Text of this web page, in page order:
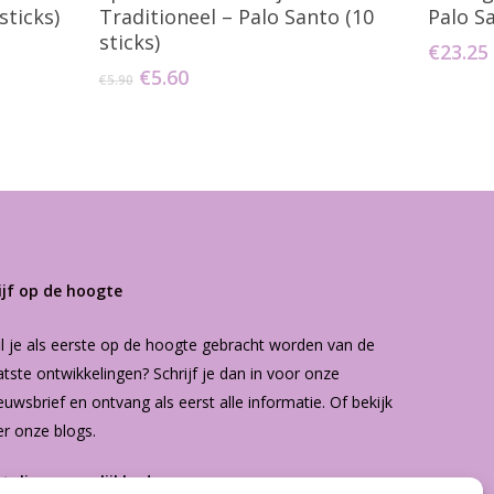
Traditioneel – Palo Santo (10
sticks)
€5.90 Oorspronkelijke
€5.60Huidige
Palo
€23.25
op de hoogte
je als eerste op de hoogte gebracht worden van de
ontwikkelingen? Schrijf je dan in voor onze
en ontvang als eerst alle informatie. Of bekijk
onzeblogs.